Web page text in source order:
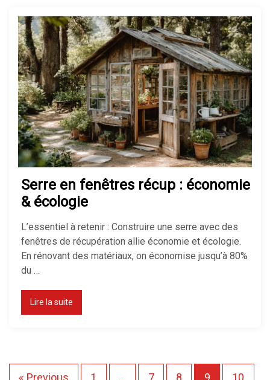
Serre en fenêtres récup : économie
& écologie
L’essentiel à retenir : Construire une serre avec des
fenêtres de récupération allie économie et écologie.
En rénovant des matériaux, on économise jusqu’à 80%
du …
Lire la suite
Previous 1 … 7 8 9 10